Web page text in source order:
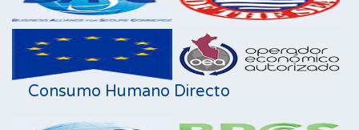
Consumo Humano Directo